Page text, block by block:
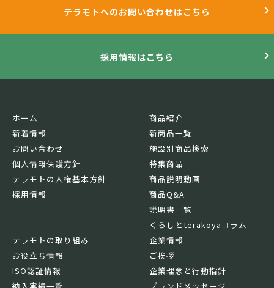
テラモトへのお問い合わせはこちら
採用情報はこちら
ホーム
新着情報
お問い合わせ
個人情報保護方針
テラモトの人権基本方針
採用情報
商品紹介
新商品一覧
施設別商品検索
特集商品
商品説明動画
商品Q&A
説明書一覧
くらしとterakoyaコラム
テラモトの取り組み
お役立ち情報
ISO認証情報
企業情報
ご挨拶
企業理念と行動指針